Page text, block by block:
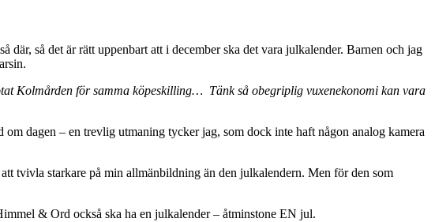
så det är rätt uppenbart att i december ska det vara julkalender. Barnen och jag
Kolmården för samma köpeskilling… Tänk så obegriplig vuxenekonomi kan vara
dagen – en trevlig utmaning tycker jag, som dock inte haft någon analog kamera
tvivla starkare på min allmänbildning än den julkalendern. Men för den som
& Ord också ska ha en julkalender – åtminstone EN jul.